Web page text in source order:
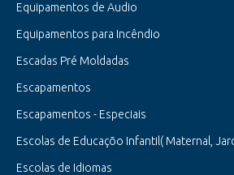
Equipamentos de Audio
Equipamentos para Incêndio
Escadas Pré Moldadas
Escapamentos
Escapamentos - Especiais
Escolas de Educaçõo Infantil( Maternal,
Escolas de Idiomas